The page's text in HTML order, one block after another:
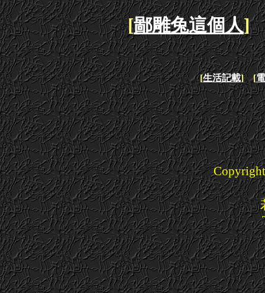
[鄙雕兔這個人]
[生活記載] [